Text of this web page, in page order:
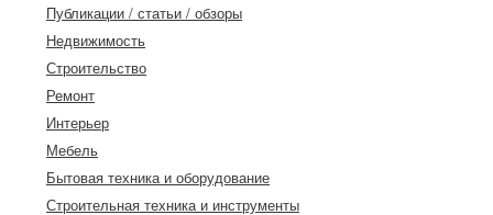
Публикации / статьи / обзоры
Недвижимость
Строительство
Ремонт
Интерьер
Мебель
Бытовая техника и оборудование
Строительная техника и инструменты